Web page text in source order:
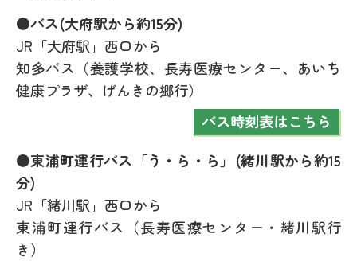
●バス(大府駅から約15分)
JR「大府駅」西口から
知多バス（養護学校、長寿医療センター、あいち
健康プラザ、げんきの郷行）
●東浦町運行バス「う・ら・ら」(緒川駅から約15
分)
JR「緒川駅」西口から
東浦町運行バス（長寿医療センター・緒川駅行
き）